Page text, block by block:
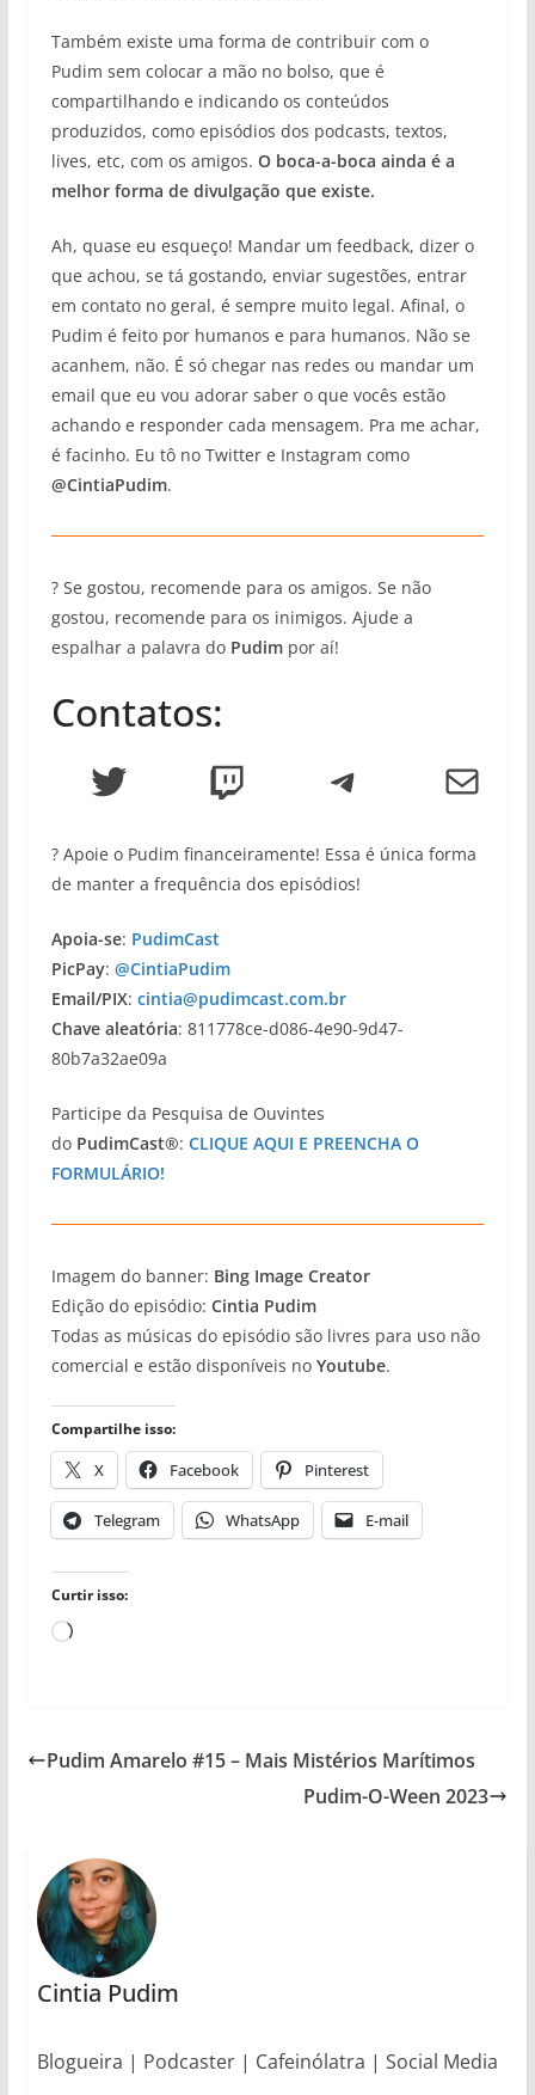
Também existe uma forma de contribuir com o
Pudim sem colocar a mão no bolso, que é
compartilhando e indicando os conteúdos
produzidos, como episódios dos podcasts, textos,
lives, etc, com os amigos. O boca-a-boca ainda é a
melhor forma de divulgação que existe.
Ah, quase eu esqueço! Mandar um feedback, dizer o
que achou, se tá gostando, enviar sugestões, entrar
em contato no geral, é sempre muito legal. Afinal, o
Pudim é feito por humanos e para humanos. Não se
acanhem, não. É só chegar nas redes ou mandar um
email que eu vou adorar saber o que vocês estão
achando e responder cada mensagem. Pra me achar,
é facinho. Eu tô no Twitter e Instagram como
@CintiaPudim.
? Se gostou, recomende para os amigos. Se não
gostou, recomende para os inimigos. Ajude a
espalhar a palavra do Pudimpor aí!
Contatos:
TwitterTwitchTelegram
E-mail
? Apoie o Pudim financeiramente! Essa é única forma
de manter a frequência dos episódios!
Apoia-se: PudimCast
PicPay: @CintiaPudim
Email/PIX: cintia@pudimcast.com.br
Chave aleatória: 811778ce-d086-4e90-9d47-
80b7a32ae09a
Participe da Pesquisa de Ouvintes
do PudimCast®: CLIQUE AQUI E PREENCHA O
FORMULÁRIO!
Imagem do banner: Bing Image Creator
Edição do episódio: Cintia Pudim
Todas as músicas do episódio são livres para uso não
comercial e estão disponíveis no Youtube.
Compartilhe isso:
X Facebook Pinterest
Telegram WhatsApp E-mail
Curtir isso:
Carregando...
Pudim Amarelo #15 – Mais Mistérios Marítimos
Pudim-O-Ween 2023
Cintia Pudim
Blogueira | Podcaster | Cafeinólatra | Social Media